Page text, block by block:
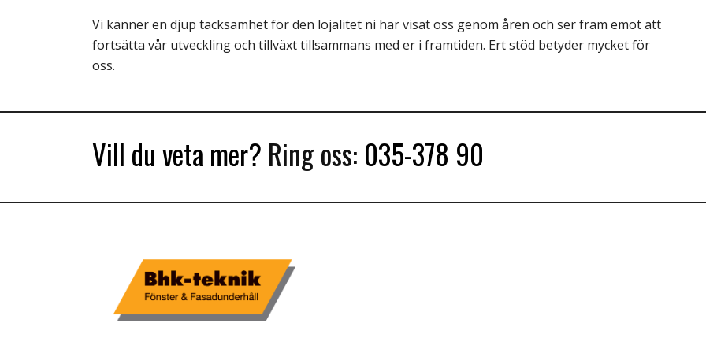
Vi känner en djup tacksamhet för den lojalitet ni har visat oss genom åren och ser fram emot att
fortsätta vår utveckling och tillväxt tillsammans med er i framtiden. Ert stöd betyder mycket för
oss.
Vill du veta mer? Ring oss: 035-378 90